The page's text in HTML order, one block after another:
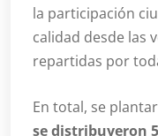
la participación
calidad desde las
repartidas por
En total, se
se distribuyeron